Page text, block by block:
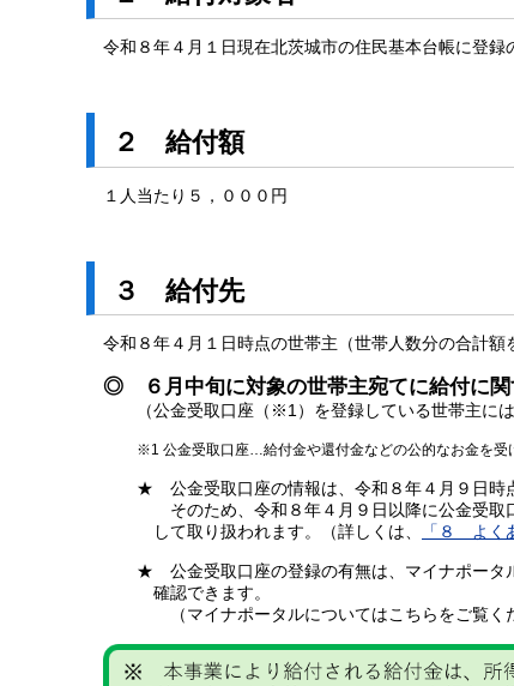
令和８年４月１日現在北茨城市の住民基本台帳に登録
２ 給付額
１人当たり５，０００円
３ 給付先
令和８年４月１日時点の世帯主（世帯人数分の合計額
◎ ６月中旬に対象の世帯主宛てに給付に関
（公金受取口座（※1）を登録している世帯主には、
※1 公金受取口座…給付金や還付金などの公的なお金を受
★ 公金受取口座の情報は、令和８年４月９日時点
そのため、令和８年４月９日以降に公金受取口座
して取り扱われます。（詳しくは、
「８ よく
★ 公金受取口座の登録の有無は、 マイナポータ
確認できます。
（マイナポータルについてはこちらをご覧く